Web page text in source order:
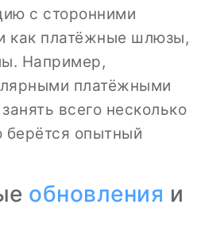
с сторонними
как платёжные шлюзы,
Например,
платёжными
всего несколько
берётся опытный
обновления и